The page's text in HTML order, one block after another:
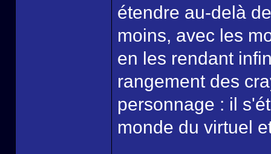
étendre au-delà
moins, avec les
en les rendant
rangement des
personnage : il
monde du virtuel